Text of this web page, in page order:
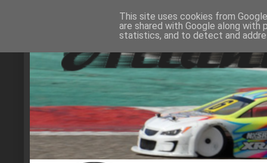
This site uses cookies from
are shared with Google along
statistics, and to detect and